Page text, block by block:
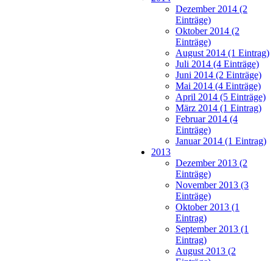
Dezember 2014 (2
Einträge)
Oktober 2014 (2
Einträge)
August 2014 (1 Eintrag)
Juli 2014 (4 Einträge)
Juni 2014 (2 Einträge)
Mai 2014 (4 Einträge)
April 2014 (5 Einträge)
März 2014 (1 Eintrag)
Februar 2014 (4
Einträge)
Januar 2014 (1 Eintrag)
2013
Dezember 2013 (2
Einträge)
November 2013 (3
Einträge)
Oktober 2013 (1
Eintrag)
September 2013 (1
Eintrag)
August 2013 (2